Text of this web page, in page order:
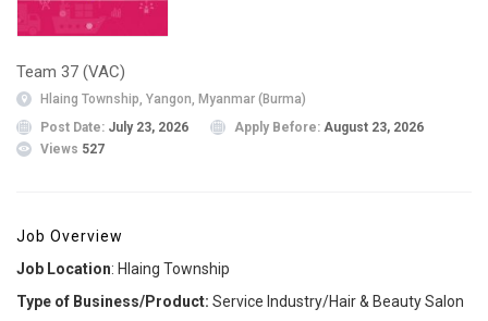
Team 37 (VAC)
Hlaing Township, Yangon, Myanmar (Burma)
Post Date: July 23, 2026 Apply Before: August 23, 2026
Views 527
Job Overview
Job Location: Hlaing Township
Type of Business/Product: Service Industry/Hair & Beauty Salon